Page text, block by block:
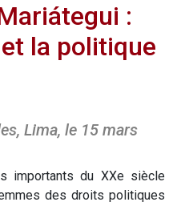
:
la politique
Lima, le 15 mars
importants du XXe siècle
des droits politiques